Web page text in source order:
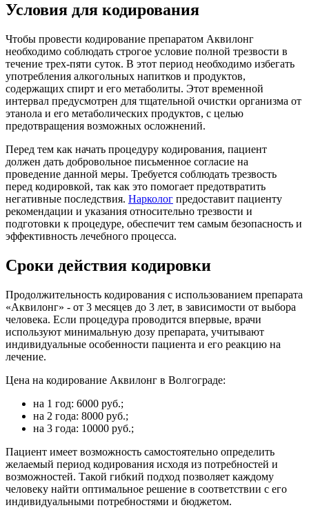
Условия для кодирования
Чтобы провести кодирование препаратом Аквилонг
необходимо соблюдать строгое условие полной трезвости в
течение трех-пяти суток. В этот период необходимо избегать
употребления алкогольных напитков и продуктов,
содержащих спирт и его метаболиты. Этот временной
интервал предусмотрен для тщательной очистки организма от
этанола и его метаболических продуктов, с целью
предотвращения возможных осложнений.
Перед тем как начать процедуру кодирования, пациент
должен дать добровольное письменное согласие на
проведение данной меры. Требуется соблюдать трезвость
перед кодировкой, так как это помогает предотвратить
негативные последствия. Нарколог предоставит пациенту
рекомендации и указания относительно трезвости и
подготовки к процедуре, обеспечит тем самым безопасность и
эффективность лечебного процесса.
Сроки действия кодировки
Продолжительность кодирования с использованием препарата
«Аквилонг» - от 3 месяцев до 3 лет, в зависимости от выбора
человека. Если процедура проводится впервые, врачи
используют минимальную дозу препарата, учитывают
индивидуальные особенности пациента и его реакцию на
лечение.
Цена на кодирование Аквилонг в Волгограде:
на 1 год: 6000 руб.;
на 2 года: 8000 руб.;
на 3 года: 10000 руб.;
Пациент имеет возможность самостоятельно определить
желаемый период кодирования исходя из потребностей и
возможностей. Такой гибкий подход позволяет каждому
человеку найти оптимальное решение в соответствии с его
индивидуальными потребностями и бюджетом.